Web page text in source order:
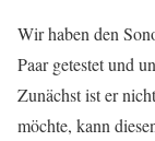
Wir haben den
Paar getestet und
Zunächst ist er
möchte, kann